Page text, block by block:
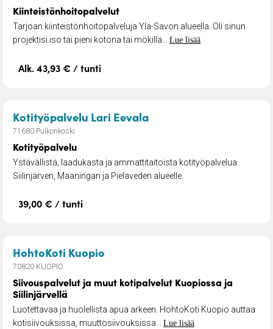
Kiinteistönhoitopalvelut
Tarjoan kiinteistönhoitopalveluja Ylä-Savon alueella. Oli sinun
projektisi iso tai pieni kotona tai mökillä... Lue lisää
Alk. 43,93 € / tunti
Kotityöpalvelu Lari Eevala– Kotityöpalvelu
71680 Pulkonkoski
Kotityöpalvelu
Ystävällistä, laadukasta ja ammattitaitoista kotityöpalvelua
Siilinjärven, Maaningan ja Pielaveden alueelle.
39,00 € / tunti
HohtoKoti Kuopio
70820 KUOPIO
Siivouspalvelut ja muut kotipalvelut Kuopiossa ja
Siilinjärvellä
Luotettavaa ja huolellista apua arkeen. HohtoKoti Kuopio auttaa
kotisiivouksissa, muuttosiivouksissa... Lue lisää